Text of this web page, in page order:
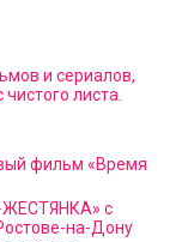
и сериалов,
листа.
фильм «Время
ЖЕСТЯНКА» с
на-Дону